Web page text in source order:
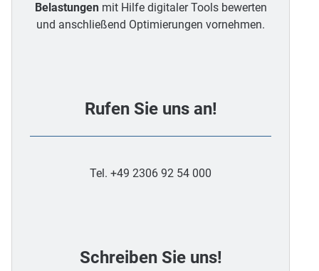
Belastungenmit Hilfe digitaler Tools bewerten
und anschließend Optimierungen vornehmen.
Rufen Sie uns an!
Tel. +49 2306 92 54 000
Schreiben Sie uns!